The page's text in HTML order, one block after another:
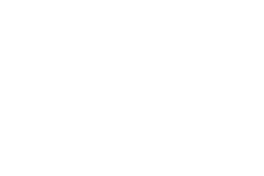
bazénik, vodný park
prípravu kávy a čaju, balkón